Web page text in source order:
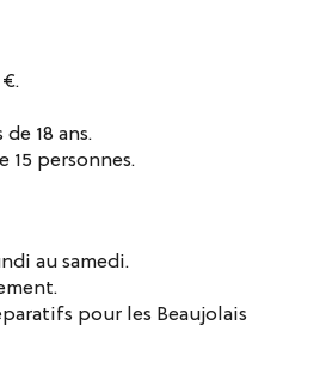
18 ans.
15 personnes.
au samedi.
pour les Beaujolais